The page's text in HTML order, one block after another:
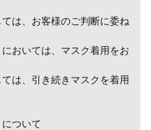
は、お客様のご判断に委ね
おいては、マスク着用をお
は、引き続きマスクを着用
ついて